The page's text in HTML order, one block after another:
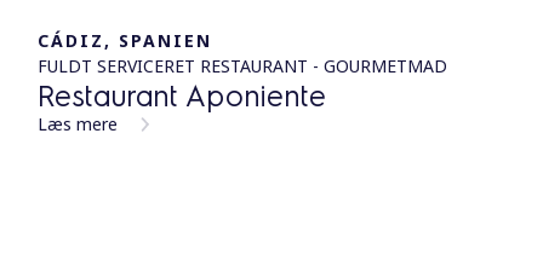
CÁDIZ, SPANIEN
FULDT SERVICERET RESTAURANT - GOURMETMAD
Restaurant Aponiente
Læs mere